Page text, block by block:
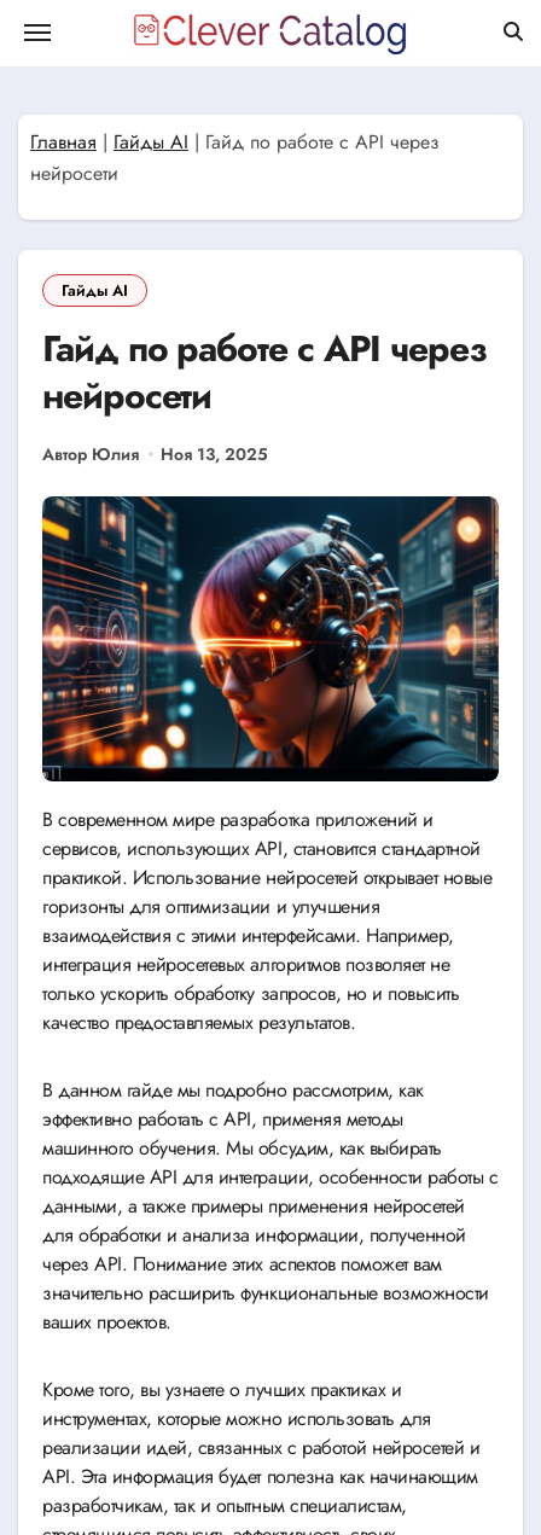
Главная | Гайды AI | Гайд по работе с API через
нейросети
Гайды AI
Гайд по работе с API через
нейросети
Автор Юлия Ноя 13, 2025
В современном мире разработка приложений и
сервисов, использующих API, становится стандартной
практикой. Использование нейросетей открывает новые
горизонты для оптимизации и улучшения
взаимодействия с этими интерфейсами. Например,
интеграция нейросетевых алгоритмов позволяет не
только ускорить обработку запросов, но и повысить
качество предоставляемых результатов.
В данном гайде мы подробно рассмотрим, как
эффективно работать с API, применяя методы
машинного обучения. Мы обсудим, как выбирать
подходящие API для интеграции, особенности работы с
данными, а также примеры применения нейросетей
для обработки и анализа информации, полученной
через API. Понимание этих аспектов поможет вам
значительно расширить функциональные возможности
ваших проектов.
Кроме того, вы узнаете о лучших практиках и
инструментах, которые можно использовать для
реализации идей, связанных с работой нейросетей и
API. Эта информация будет полезна как начинающим
разработчикам, так и опытным специалистам,